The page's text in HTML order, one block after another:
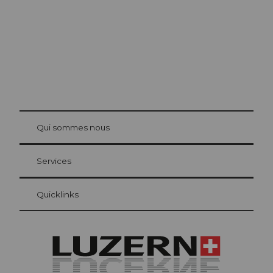
Carte d’hôte Lucerne
Vos avantages en tant qu'hôte pour la nuit
at Bre
Qui sommes nous
Services
Quicklinks